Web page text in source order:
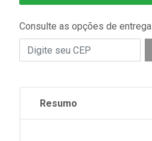
Consulte as opções de entrega
Resumo